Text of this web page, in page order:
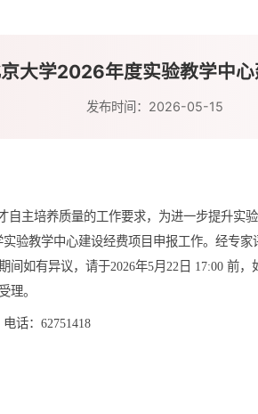
大学2026年度实验教学中
发布时间：2026-05-15
自主培养质量的工作要求，为进一步提升
验教学中心建设经费项目申报工作。经专家
间如有异议，请于2026年5月22日 17:00 前
理。
话：62751418